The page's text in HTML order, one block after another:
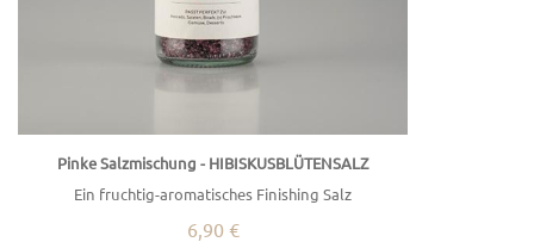
Pinke Salzmischung - HIBISKUSBLÜTENSALZ
Ein fruchtig-aromatisches Finishing Salz
6,90 €